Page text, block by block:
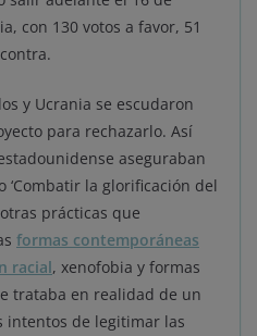
con 130 votos a favor, 51
y Ucrania se escudaron
para rechazarlo. Así
aseguraban
la glorificación del
prácticas que
formas contemporáneas
racial, xenofobia y formas
trataba en realidad de un
intentos de legitimar las